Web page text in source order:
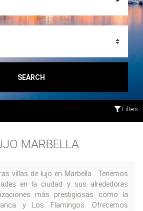
SEARCH
Filters
MARBELLA
villas de lujo en Marbella . Tenemos
en la ciudad y sus alrededores
más prestigiosas como la
y Los Flamingos. Ofrecemos